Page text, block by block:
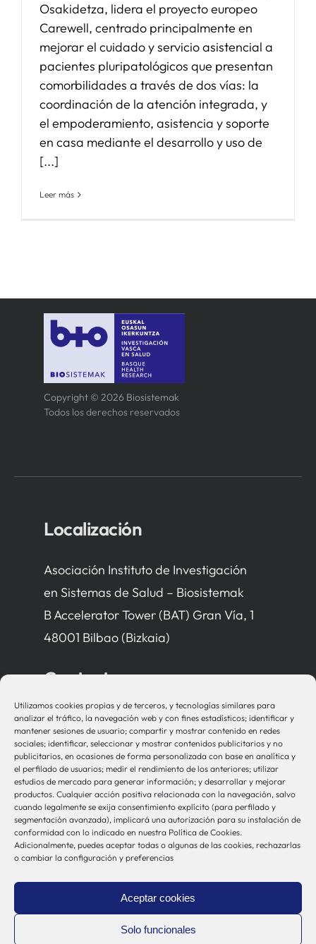
Utilizamos cookies propias y de terceros, y tecnologías similares para
analizar el tráfico, la navegación web y con fines estadísticos; identificar y
mantener sesiones de usuario; compartir y mostrar contenido en redes
sociales; identificar, seleccionar y mostrar contenidos publicitarios y no
publicitarios, en ocasiones de forma personalizada con base en analítica y
el perfilado de usuarios; medir el rendimiento de los anteriores; utilizar
estudios de mercado para generar información; y desarrollar y mejorar
productos. Cualquier acción positiva relacionada con la navegación, salvo
cuando legalmente se exija consentimiento explícito (para perfilado y
segmentación avanzada), implicará una autorización para su instalación de
conformidad con lo indicado en nuestra Política de Cookies.
Adicionalmente, puedes aceptar todas o algunas de las cookies, rechazarlas
o cambiar la configuración y preferencias
Aceptar cookies
Solo funcionales
Osakidetza, lidera el proyecto europeo
Carewell, centrado principalmente en
mejorar el cuidado y servicio asistencial a
pacientes pluripatológicos que presentan
comorbilidades a través de dos vías: la
coordinación de la atención integrada, y
el empoderamiento, asistencia y soporte
en casa mediante el desarrollo y uso de
[...]
Leer más
Copyright © 2026 Biosistemak
Todos los derechos reservados
Localización
Asociación Instituto de Investigación
en Sistemas de Salud – Biosistemak
B Accelerator Tower (BAT) Gran Vía, 1
48001 Bilbao (Bizkaia)
Contacto
bio-sistemak@bio-sistemak.eus
944 00 77 90
Otros Enlaces
Osakidetza